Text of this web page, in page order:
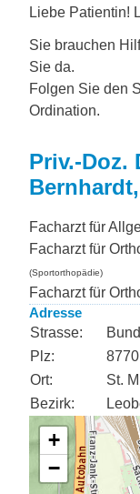
Liebe Patientin!
Sie brauchen
Sie da.
Folgen Sie den
Ordination.
Priv.-Doz.
Facharzt für
Facharzt für
(Sportorthopädie)
Facharzt für
Adresse
Strasse:
Plz:
8770
Ort:
St.
Bezirk: